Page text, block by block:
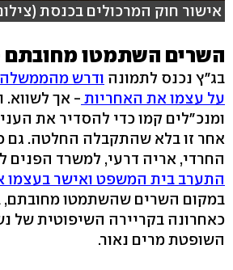
אישור חוק המרכולים בכנסת
השרים השתמטו מחובתם
בג"ץ נכנס לתמונה ודרש מהממשלה
על עצמו את האחריות - אך לשווא.
ומנכ"לים קמו כדי להסדיר את
אחר זו בלא שהתקבלה החלטה. גם
החרדי, אריה דרעי, למשרד הפנים
התערב בית המשפט ואישר בעצמו
במקום השרים שהשתמטו מחובתם,
כאחרונה בקריירה השיפוטית של
השופטת מרים נאור.